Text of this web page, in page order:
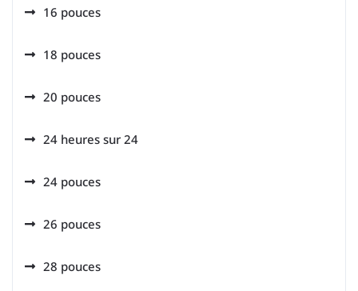
16 pouces
18 pouces
20 pouces
24 heures sur 24
24 pouces
26 pouces
28 pouces